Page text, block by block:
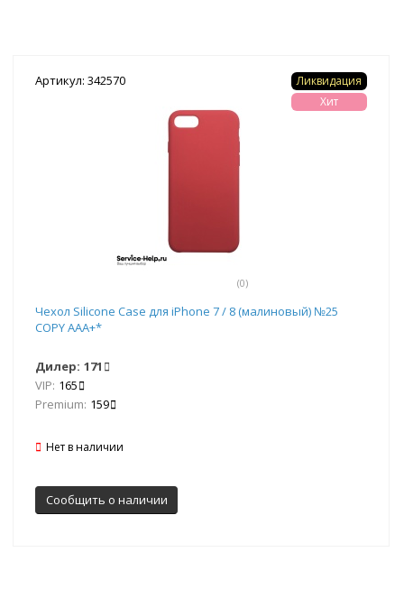
Артикул: 342570
(0)
Ликвидация
Хит
Чехол Silicone Case для iPhone 7 / 8 (малиновый) №25
COPY AAA+*
Дилер: 171
VIP: 165
Premium: 159
Нет в наличии
Сообщить о наличии